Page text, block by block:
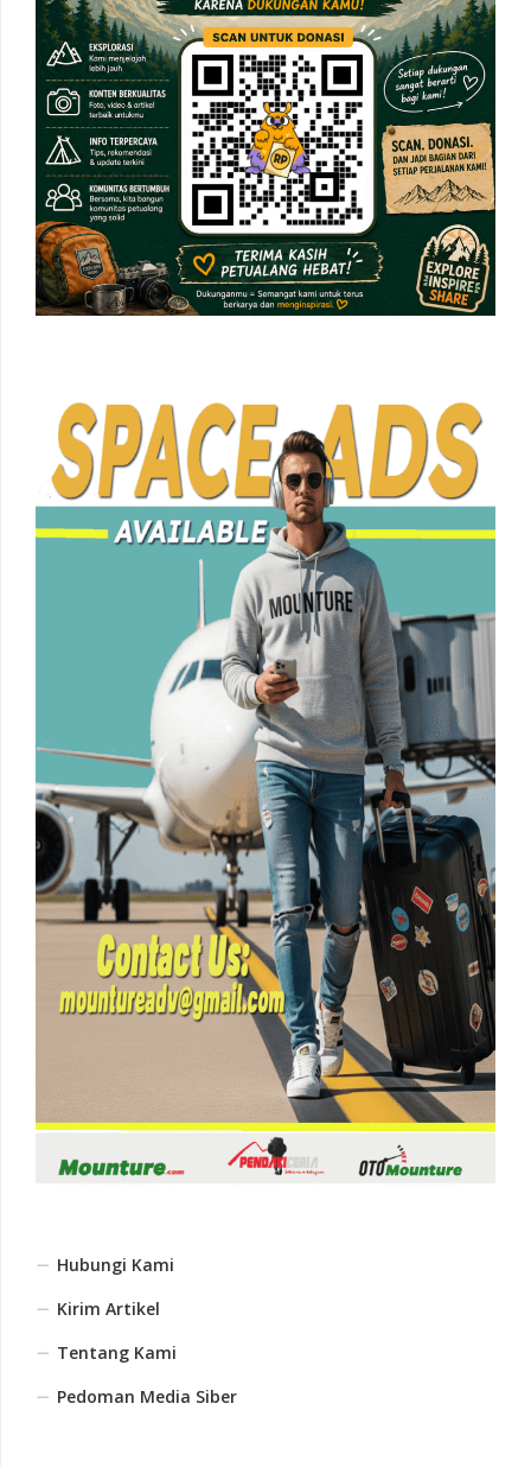
Hubungi Kami
Kirim Artikel
Tentang Kami
Pedoman Media Siber